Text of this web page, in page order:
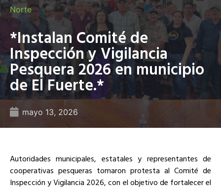
Norte
*Instalan Comité de
Inspección y Vigilancia
Pesquera 2026 en municipio
de El Fuerte.*
mayo 13, 2026
Autoridades municipales, estatales y representantes de
cooperativas pesqueras tomaron protesta al Comité de
Inspección y Vigilancia 2026, con el objetivo de fortalecer el